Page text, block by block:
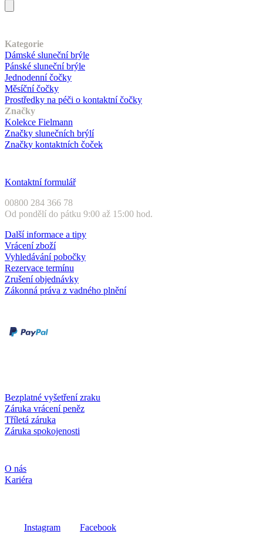
Kategorie
Dámské sluneční brýle
Pánské sluneční brýle
Jednodenní čočky
Měsíční čočky
Prostředky na péči o kontaktní čočky
Značky
Kolekce Fielmann
Značky slunečních brýlí
Značky kontaktních čoček
Kontaktní formulář
00800 284 366 78
Od pondělí do pátku 9:00 až 15:00 hod.
Další informace a tipy
Vrácení zboží
Vyhledávání pobočky
Rezervace termínu
Zrušení objednávky
Zákonná práva z vadného plnění
Bezplatné vyšetření zraku
Záruka vrácení peněz
Tříletá záruka
Záruka spokojenosti
O nás
Kariéra
Instagram Facebook